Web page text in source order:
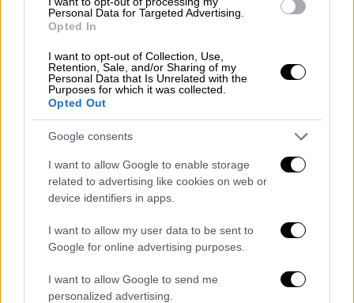
Personal Data for Targeted Advertising.
Opted In
I want to opt-out of Collection, Use,
Retention, Sale, and/or Sharing of my
Personal Data that Is Unrelated with the
Purposes for which it was collected.
Opted Out
Google consents
I want to allow Google to enable storage
related to advertising like cookies on web or
device identifiers in apps.
I want to allow my user data to be sent to
Google for online advertising purposes.
I want to allow Google to send me
personalized advertising.
αποφάσισε να επισκεφθεί, το επόμενο πρωί,
το νοσοκομείο Ρόδου, «Ανδρέας Γ.
Παπανδρέου», προκειμένου να υποβληθεί σε
εξετάσεις και να τού χορηγηθεί η
ενδεικνυόμενη αγωγή. Ο ίδιος εξετάστηκε
από ωτορινολαρυγγολόγο ο οποίος και τον
παρέπεμψε σε γαστρεντερολόγο.
Ο γαστρεντερολόγος του συνέστησε να
υποβληθεί σε γαστροσκόπηση, ώστε να
διαπιστωθεί τι ακριβώς προκαλούσε το
πρόβλημα. Ο ασθενής συναίνεσε
αποκλειστικά και μόνο στη διενέργεια της
ενδοσκόπησης. Όταν ο Βρετανός μπήκε στο
εργαστήριο για την ενδοσκόπηση, ο ιατρός